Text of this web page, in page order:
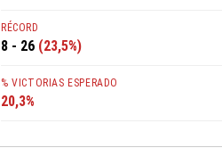
RÉCORD
8 - 26 (23,5%)
% VICTORIAS ESPERADO
20,3%